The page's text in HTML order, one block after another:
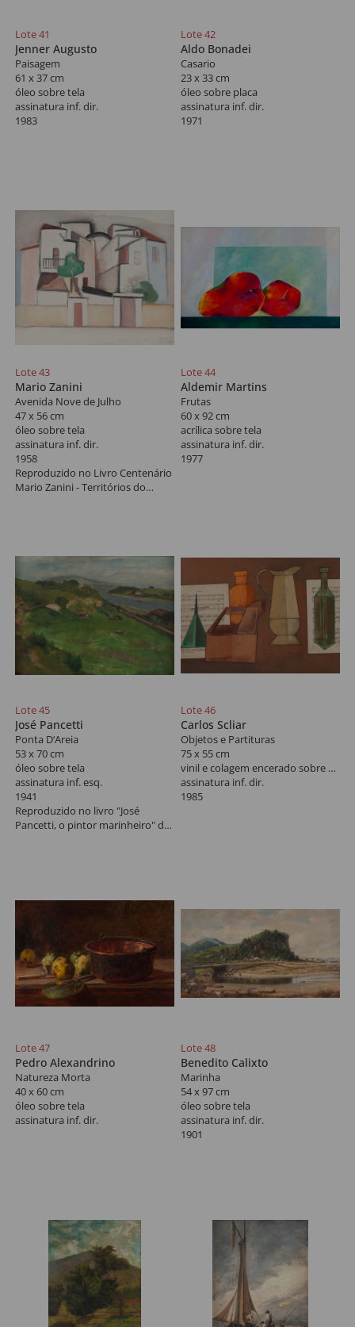
Lote 41
Jenner Augusto
Paisagem
61 x 37 cm
óleo sobre tela
assinatura inf. dir.
1983
Lote 42
Aldo Bonadei
Casario
23 x 33 cm
óleo sobre placa
assinatura inf. dir.
1971
Lote 43
Mario Zanini
Avenida Nove de Julho
47 x 56 cm
óleo sobre tela
assinatura inf. dir.
1958
Reproduzido no Livro Centenário
Mario Zanini - Territórios do
Lote 44
Aldemir Martins
Frutas
60 x 92 cm
acrílica sobre tela
assinatura inf. dir.
1977
Lote 45
José Pancetti
Ponta D‘Areia
53 x 70 cm
óleo sobre tela
assinatura inf. esq.
1941
Reproduzido no livro "José
Pancetti, o pintor marinheiro" de
Lote 46
Carlos Scliar
Objetos e Partituras
75 x 55 cm
vinil e colagem encerado sobre tela
assinatura inf. dir.
1985
Lote 47
Pedro Alexandrino
Natureza Morta
40 x 60 cm
óleo sobre tela
assinatura inf. dir.
Lote 48
Benedito Calixto
Marinha
54 x 97 cm
óleo sobre tela
assinatura inf. dir.
1901